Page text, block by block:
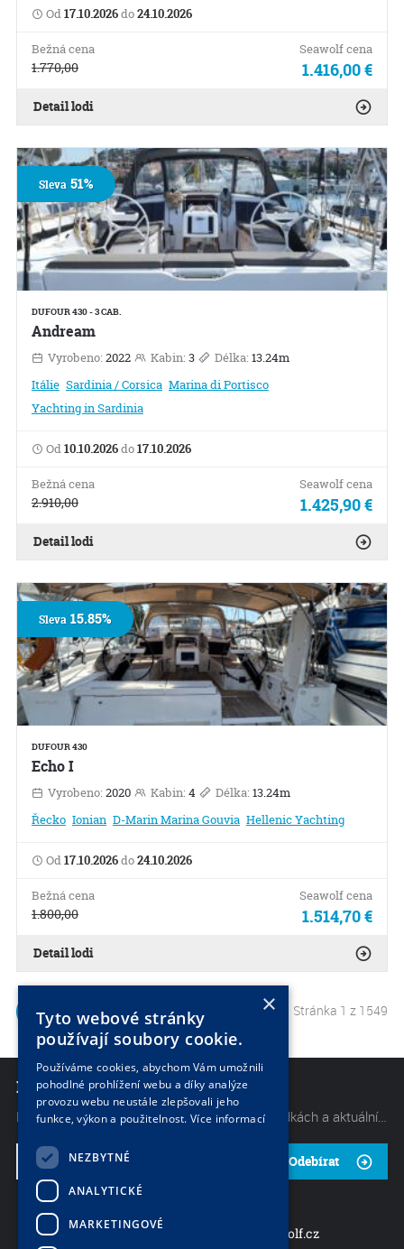
Od17.10.2026do24.10.2026
Bežná cena
1.770,00
Seawolf cena
1.416,00 €
Detail lodi
DUFOUR 430 - 3 CAB.
Andream
Vyrobeno: 2022 Kabin: 3 Délka: 13.24m
Itálie Sardinia / Corsica Marina di Portisco
Yachting in Sardinia
Od10.10.2026do17.10.2026
Bežná cena
2.910,00
Seawolf cena
1.425,90 €
Sleva51%
Detail lodi
DUFOUR 430
Echo I
Vyrobeno: 2020 Kabin: 4 Délka: 13.24m
Řecko Ionian D-Marin Marina Gouvia Hellenic Yachting
Od17.10.2026do24.10.2026
Bežná cena
1.800,00
Seawolf cena
1.514,70 €
Sleva15.85%
Detail lodi
1 2 Stránka 1 z 1549
NEWSLETTER
Mějte neustále přehled o těch nejlepších nabídkách a aktuálních akcích od naší společnosti. Začněte odebírat náš občasný zpravodaj.
Odebírat
+420 733 736 523 charter@seawolf.cz
×
Tyto webové stránky
používají soubory cookie.
Používáme cookies, abychom Vám umožnili
pohodlné prohlížení webu a díky analýze
provozu webu neustále zlepšovali jeho
funkce, výkon a použitelnost.Více informací
NEZBYTNÉ
ANALYTICKÉ
MARKETINGOVÉ